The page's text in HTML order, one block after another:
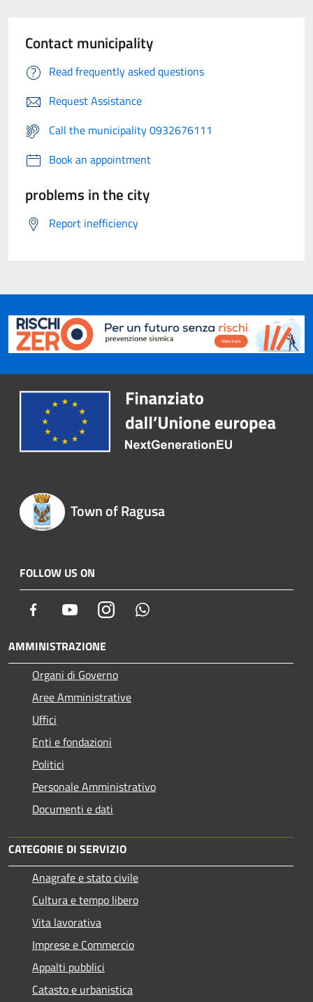
Contact municipality
Read frequently asked questions
Request Assistance
Call the municipality 0932676111
Book an appointment
problems in the city
Report inefficiency
Town of Ragusa
FOLLOW US ON
Facebook YoutubeInstagram
AMMINISTRAZIONE
Organi di Governo
Aree Amministrative
Uffici
Enti e fondazioni
Politici
Personale Amministrativo
Documenti e dati
CATEGORIE DI SERVIZIO
Anagrafe e stato civile
Cultura e tempo libero
Vita lavorativa
Imprese e Commercio
Appalti pubblici
Catasto e urbanistica